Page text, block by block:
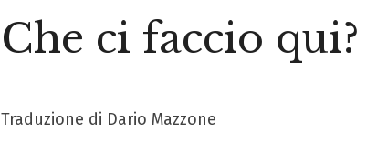
Che ci faccio qui?
Traduzione di Dario Mazzone